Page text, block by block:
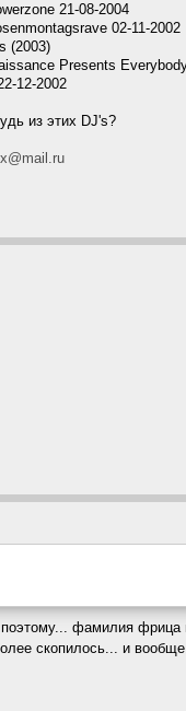
21-08-2004
02-11-2002
(2003)
Presents
12-2002
из этих DJ's?
фамилия
скопилось... и